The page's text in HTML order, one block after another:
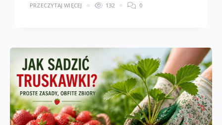
PRZECZYTAJ WIĘCEJ 132 0